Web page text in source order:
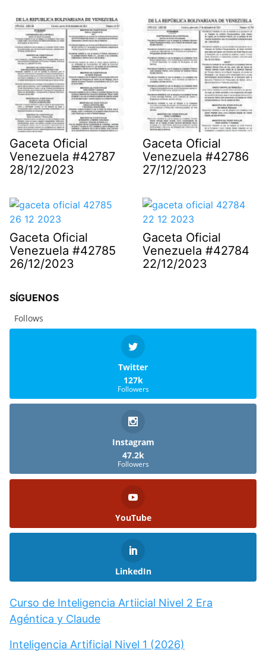
Gaceta Oficial
Venezuela #42787
28/12/2023
Gaceta Oficial
Venezuela #42786
27/12/2023
Gaceta Oficial
Venezuela #42785
26/12/2023
Gaceta Oficial
Venezuela #42784
22/12/2023
SÍGUENOS
Follows
Twitter
127k
Followers
Instagram
47.2k
Followers
YouTube
LinkedIn
Curso de Inteligencia Artiicial Nivel 2 Era
Agéntica y Claude
Inteligencia Artificial Nivel 1 (2026)